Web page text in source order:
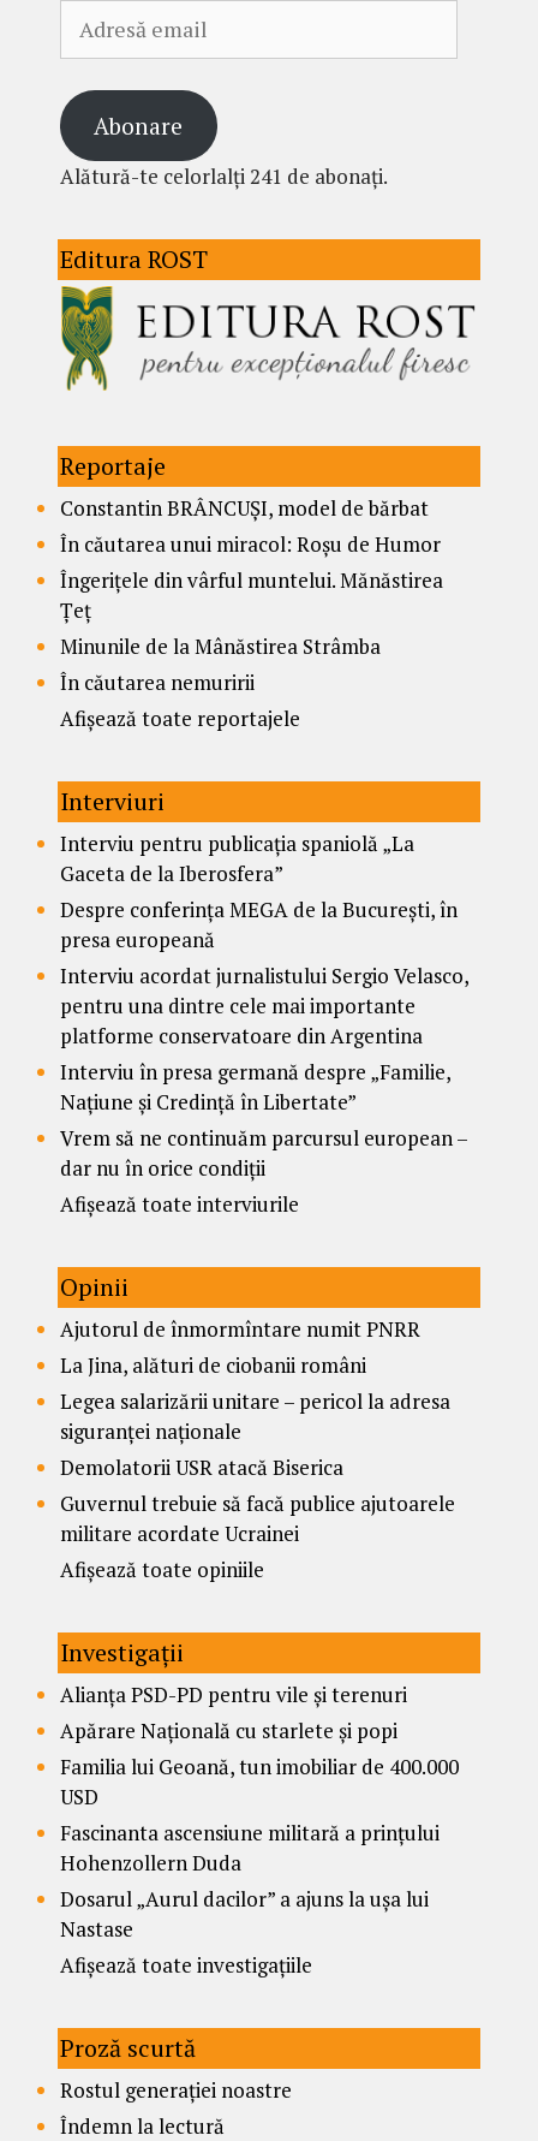
email
Abonare
Alătură-te celorlalți 241 de abonați.
Editura ROST
Reportaje
Constantin BRÂNCUȘI, model de bărbat
În căutarea unui miracol: Roșu de Humor
Îngerițele din vârful muntelui. Mănăstirea
Țeț
Minunile de la Mânăstirea Strâmba
În căutarea nemuririi
Afișează toate reportajele
Interviuri
Interviu pentru publicația spaniolă „La
Gaceta de la Iberosfera”
Despre conferința MEGA de la București, în
presa europeană
Interviu acordat jurnalistului Sergio Velasco,
pentru una dintre cele mai importante
platforme conservatoare din Argentina
Interviu în presa germană despre „Familie,
Națiune și Credință în Libertate”
Vrem să ne continuăm parcursul european –
dar nu în orice condiții
Afișează toate interviurile
Opinii
Ajutorul de înmormîntare numit PNRR
La Jina, alături de ciobanii români
Legea salarizării unitare – pericol la adresa
siguranței naționale
Demolatorii USR atacă Biserica
Guvernul trebuie să facă publice ajutoarele
militare acordate Ucrainei
Afișează toate opiniile
Investigații
Alianța PSD-PD pentru vile și terenuri
Apărare Națională cu starlete și popi
Familia lui Geoană, tun imobiliar de 400.000
USD
Fascinanta ascensiune militară a prințului
Hohenzollern Duda
Dosarul „Aurul dacilor” a ajuns la ușa lui
Nastase
Afișează toate investigațiile
Proză scurtă
Rostul generației noastre
Îndemn la lectură